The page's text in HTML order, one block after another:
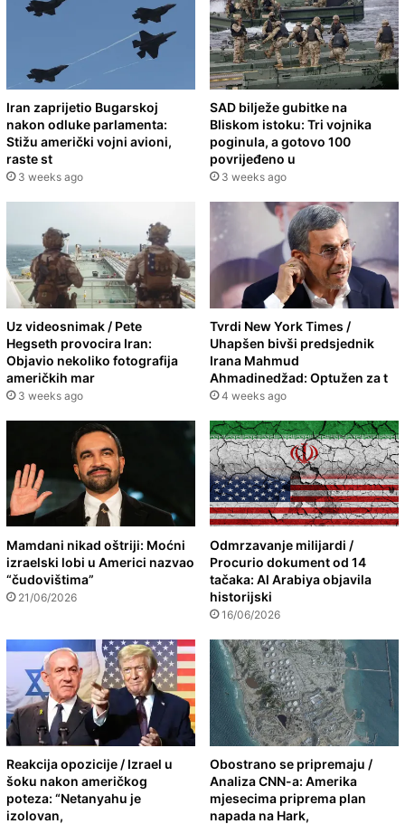
Iran zaprijetio Bugarskoj
nakon odluke parlamenta:
Stižu američki vojni avioni,
raste st
3 weeks ago
SAD bilježe gubitke na
Bliskom istoku: Tri vojnika
poginula, a gotovo 100
povrijeđeno u
3 weeks ago
Uz videosnimak / Pete
Hegseth provocira Iran:
Objavio nekoliko fotografija
američkih mar
3 weeks ago
Tvrdi New York Times /
Uhapšen bivši predsjednik
Irana Mahmud
Ahmadinedžad: Optužen za t
4 weeks ago
Mamdani nikad oštriji: Moćni
izraelski lobi u Americi nazvao
“čudovištima”
21/06/2026
Odmrzavanje milijardi /
Procurio dokument od 14
tačaka: Al Arabiya objavila
historijski
16/06/2026
Reakcija opozicije / Izrael u
šoku nakon američkog
poteza: “Netanyahu je
izolovan,
Obostrano se pripremaju /
Analiza CNN-a: Amerika
mjesecima priprema plan
napada na Hark,